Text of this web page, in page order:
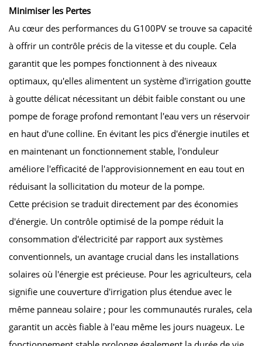
Minimiser les Pertes
Au cœur des performances du G100PV se trouve sa capacité
à offrir un contrôle précis de la vitesse et du couple. Cela
garantit que les pompes fonctionnent à des niveaux
optimaux, qu'elles alimentent un système d'irrigation goutte
à goutte délicat nécessitant un débit faible constant ou une
pompe de forage profond remontant l'eau vers un réservoir
en haut d'une colline. En évitant les pics d'énergie inutiles et
en maintenant un fonctionnement stable, l'onduleur
améliore l'efficacité de l'approvisionnement en eau tout en
réduisant la sollicitation du moteur de la pompe.
Cette précision se traduit directement par des économies
d'énergie. Un contrôle optimisé de la pompe réduit la
consommation d'électricité par rapport aux systèmes
conventionnels, un avantage crucial dans les installations
solaires où l'énergie est précieuse. Pour les agriculteurs, cela
signifie une couverture d'irrigation plus étendue avec le
même panneau solaire ; pour les communautés rurales, cela
garantit un accès fiable à l'eau même les jours nuageux. Le